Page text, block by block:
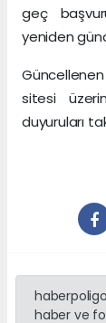
geç
yeniden
sitesi
duyuruları
haber ve